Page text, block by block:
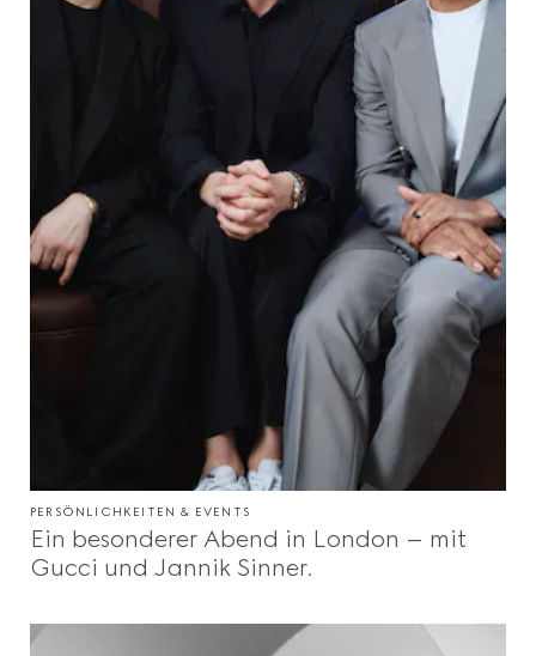
PERSÖNLICHKEITEN & EVENTS
Ein besonderer Abend in London – mit
Gucci und Jannik Sinner.